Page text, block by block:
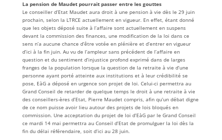
La pension de Maudet pourrait passer entre les gouttes
Le conseiller d’Etat Maudet aura droit à une pension à vie dès le 29 juin
prochain, selon la LTRCE actuellement en vigueur. En effet, étant donné
que les objets déposé suite à l’affaire sont actuellement en suspens
devant la commission des finances, une modification de la loi dans ce
sens n’a aucune chance d’être votée en plénière et d’entrer en vigueur
d’ici à la fin juin. Au vu de l’ampleur sans précédent de l’affaire en
question et du sentiment d’injustice profond exprimé dans de larges
franges de la population lorsque la question de la retraite à vie d’une
personne ayant porté atteinte aux institutions et à leur crédibilité se
pose, EàG a déposé en urgence son projet de loi. Celui-ci permettra au
Grand Conseil de retarder de quelque temps le droit à une retraite à vie
des conseillers-ères d’Etat, Pierre Maudet compris, afin qu’un débat digne
de ce nom puisse avoir lieu autour des projets de lois bloqués en
commission. Une acceptation du projet de loi d’EàG par le Grand Conseil
ce mardi 14 mai permettra au Conseil d’Etat de promulguer la loi dès la
fin du délai référendaire, soit d’ici au 28 juin.